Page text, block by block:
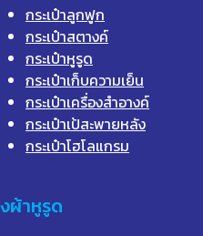
กระเป๋าลูกฟูก
กระเป๋าสตางค์
กระเป๋าหูรูด
กระเป๋าเก็บความเย็น
กระเป๋าเครื่องสำอางค์
กระเป๋าเป้สะพายหลัง
กระเป๋าโฮโลแกรม
ผ้าหูรูด